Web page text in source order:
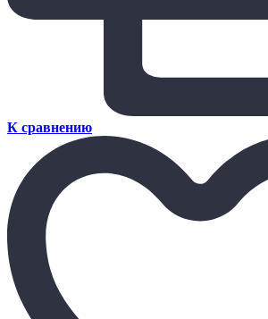
К сравнению